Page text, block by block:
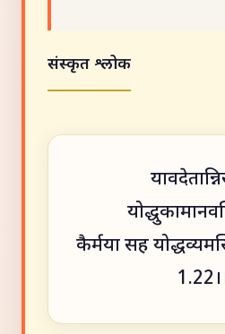
संस्कृत श्लोक
कैर्मया सह